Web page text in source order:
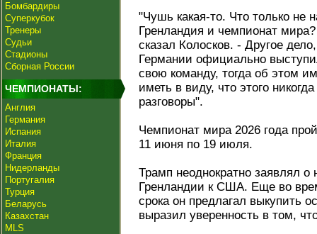
Бомбардиры
Суперкубок
Тренеры
Судьи
Стадионы
Сборная России
ЧЕМПИОНАТЫ:
Англия
Германия
Испания
Италия
Франция
Нидерланды
Португалия
Турция
Беларусь
Казахстан
MLS
"Чушь какая-то. Что только не
Гренландия и чемпионат
сказал Колосков. - Другое
Германии официально
свою команду, тогда об этом
иметь в виду, что этого
разговоры".
Чемпионат мира 2026 года
11 июня по 19 июля.
Трамп неоднократно заявлял
Гренландии к США. Еще во
срока он предлагал выкупить
выразил уверенность в том,